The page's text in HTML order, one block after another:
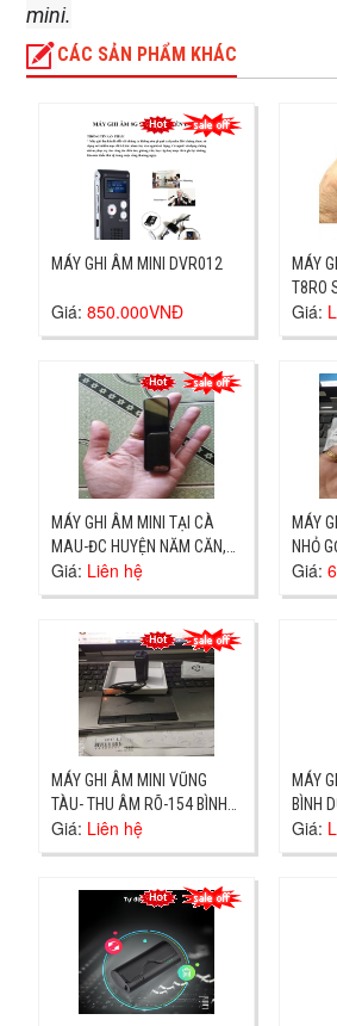
mini.
CÁC SẢN PHẨM KHÁC
MÁY GHI ÂM MINI DVR012
Giá:850.000VNĐ
MÁY
T8RO
NƠI
Giá:
MÁY GHI ÂM MINI TẠI CÀ
MAU-ĐC HUYỆN NĂM CĂN,
GIAO NHANH
Giá: Liên hệ
MÁY
NHỎ
TO
Giá:
MÁY GHI ÂM MINI VŨNG
TÀU- THU ÂM RÕ-154 BÌNH
GIÃ
Giá: Liên hệ
MÁY
BÌNH
HÀNG
Giá: